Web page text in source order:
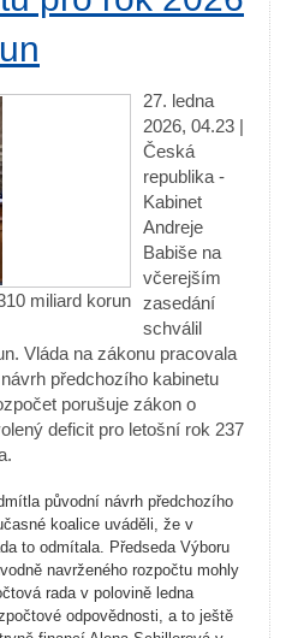
miliard korun
27. ledna
2026, 04.23 |
Česká
republika -
Kabinet
Andreje
Babiše na
včerejším
zasedání
schválil
Vláda na zákonu pracovala
předchozího kabinetu
porušuje zákon o
deficit pro letošní rok 237
původní návrh předchozího
koalice uváděli, že v
to odmítala. Předseda Výboru
navrženého rozpočtu mohly
rada v polovině ledna
odpovědnosti, a to ještě